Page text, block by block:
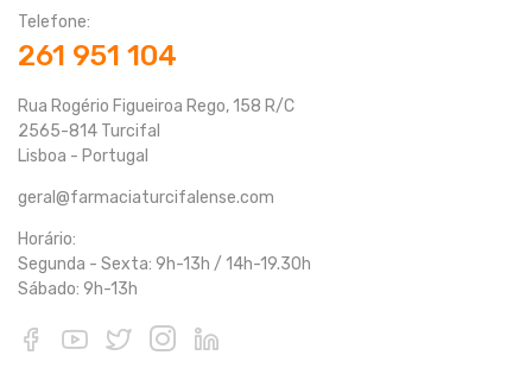
Telefone:
261 951 104
Rua Rogério Figueiroa Rego, 158 R/C
2565-814 Turcifal
Lisboa - Portugal
geral@farmaciaturcifalense.com
Horário:
Segunda - Sexta: 9h-13h / 14h-19.30h
Sábado: 9h-13h